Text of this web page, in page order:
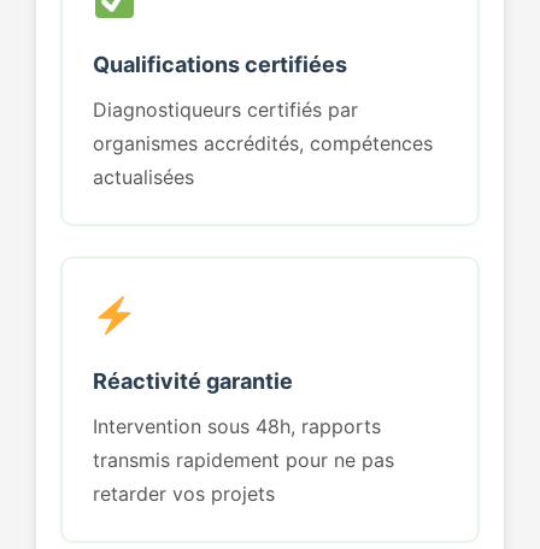
Qualifications certifiées
Diagnostiqueurs certifiés par
organismes accrédités, compétences
actualisées
Réactivité garantie
Intervention sous 48h, rapports
transmis rapidement pour ne pas
retarder vos projets